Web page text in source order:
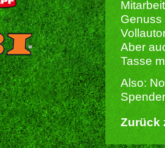
Aber
Tasse
Also:
Zurück